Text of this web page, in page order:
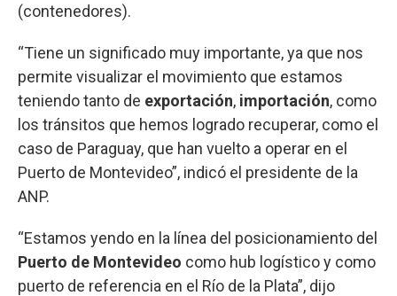
(contenedores).
“Tiene un significado muy importante, ya que nos
permite visualizar el movimiento que estamos
teniendo tanto de exportación, importación, como
los tránsitos que hemos logrado recuperar, como el
caso de Paraguay, que han vuelto a operar en el
Puerto de Montevideo”, indicó el presidente de la
ANP.
“Estamos yendo en la línea del posicionamiento del
Puerto de Montevideo como hub logístico y como
puerto de referencia en el Río de la Plata”, dijo